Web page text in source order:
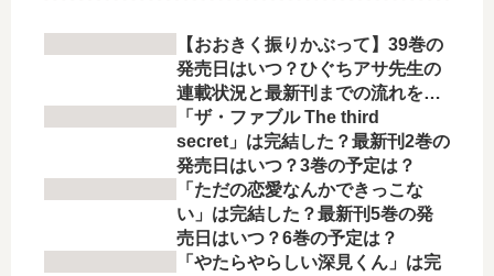
は？
【おおきく振りかぶって】39巻の
発売日はいつ？ひぐちアサ先生の
連載状況と最新刊までの流れを徹
底解説
「ザ・ファブル The third
secret」は完結した？最新刊2巻の
発売日はいつ？3巻の予定は？
「ただの恋愛なんかできっこな
い」は完結した？最新刊5巻の発
売日はいつ？6巻の予定は？
「やたらやらしい深見くん」は完